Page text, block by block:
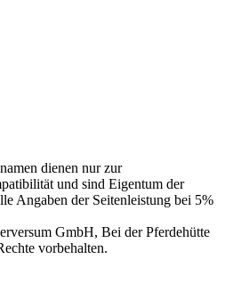
dienen nur zur
und sind Eigentum der
Angaben der Seitenleistung bei 5%
GmbH, Bei der Pferdehütte
vorbehalten.